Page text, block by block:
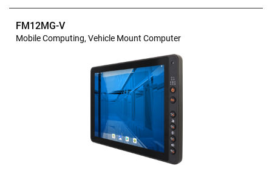
FM12MG-V
Mobile Computing, Vehicle Mount Computer